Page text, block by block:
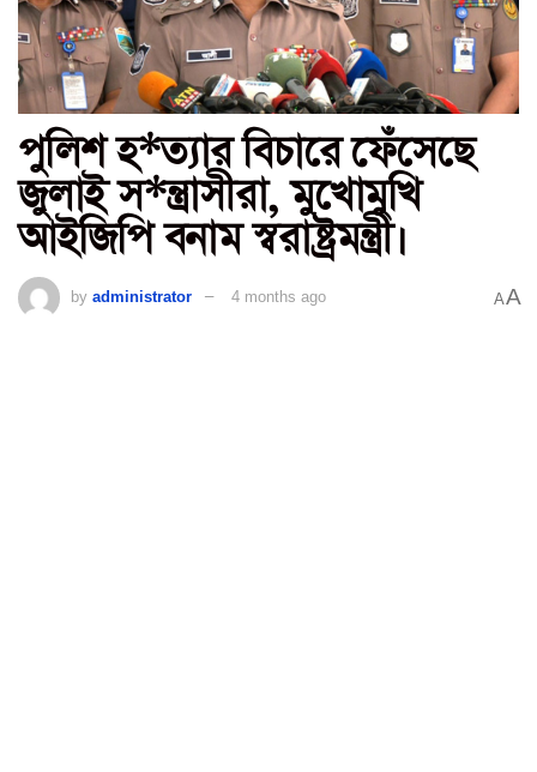
পুলিশ হ*ত্যার বিচারে ফেঁসেছে
জুলাই স*ন্ত্রাসীরা, মুখোমুখি
আইজিপি বনাম স্বরাষ্ট্রমন্ত্রী।
by administrator 4 months ago AA